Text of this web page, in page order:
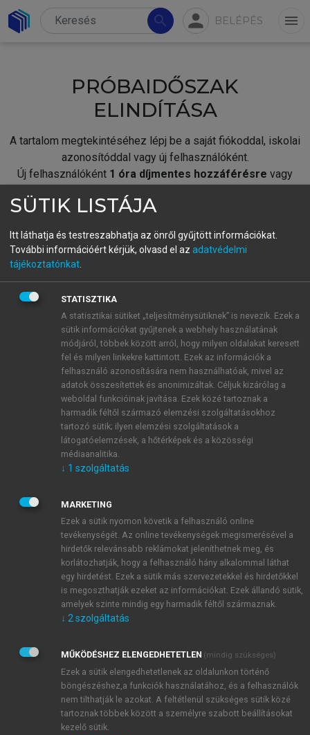
search person BELÉPÉS menu
PRÓBAIDŐSZAK
ELINDÍTÁSA
A tartalom megtekintéséhez lépj be a saját fiókoddal, iskolai
azonosítóddal vagy új felhasználóként.
Új felhasználóként 1 óra díjmentes hozzáférésre vagy
fiókoddal,vagy hozz létre új fiókot.
A regisztráció után apróbaidőszakautomatikusan
BELÉPÉS SAJÁT FIÓKKAL
ÚJ FIÓK LÉTREHOZÁSA
1 óra díjmentes hozzáférés
E-MAIL-CÍM
JELSZÓ
JELSZÓ ÚJRA
Kérek értesítést a MeRSZ újdonságairól, akcióiról.
Kérek értesítést az Akadémiai Kiadó Zrt. újdonságairól,
Adatkezelési tájékoztatóbanfoglaltakat tudomásul
veszem és elfogadom.
Általános vásárlási feltételeket, valamint a szotar.netés a
mersz.huoldalak licencszerződéseiben foglaltakat
tudomásul veszem és elfogadom.
SÜTIK LISTÁJA
Itt láthatja és testreszabhatja az önről gyűjtött információkat.
További információért kérjük, olvasd el az adatvédelmi
tájékoztatónkat
STATISZTIKA
A statisztikai sütiket „teljesítménysütiknek” is nevezik. Ezek a
sütik információkat gyűjtenek a webhely használatának
módjáról, többek között arról, hogy milyen oldalakat keresett
fel és milyen linkekre kattintott. Ezek az információk a
felhasználó azonosítására nem használhatóak, mivel az
adatok összesítettek és anonimizáltak. Céljuk kizárólag a
weboldal funkcióinak javítása. Ezek közé tartoznak a
harmadik féltől származó elemzési szolgáltatásokhoz
tartozó sütik; ilyen elemzési szolgáltatások a
látogatóelemzések, a hőtérképek és a közösségi
médiaanalitika.
↓ 1 szolgáltatás
MARKETING
Ezek a sütik nyomon követik a felhasználó online
tevékenységét. Az online tevékenységek megismerésével a
hirdetők relevánsabb reklámokat jeleníthetnek meg, és
korlátozhatják, hogy a felhasználó hány alkalommal láthat
egy hirdetést. Ezek a sütik más szervezetekkel és hirdetőkkel
is megoszthatják ezeket az információkat. Ezek állandó sütik,
amelyek szinte mindig egy harmadik féltől származnak.
↓ 2 szolgáltatás
MŰKÖDÉSHEZ ELENGEDHETETLEN (mindig szükséges)
Ezek a sütik elengedhetetlenek az oldalunkon történő
böngészéshez,a funkciók használatához, és a felhasználók
nem tilthatják le azokat. A feltétlenül szükséges sütik közé
tartoznak többek között a személyre szabott beállításokat
kezelő sütik.